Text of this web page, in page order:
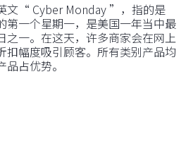
文“ Cyber Monday ”，指的是
一个星期一，是美国一年当中最
之一。在这天，许多商家会在网上
扣幅度吸引顾客。所有类别产品均
占优势。